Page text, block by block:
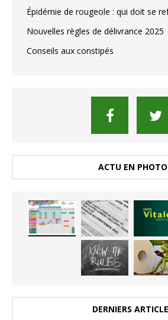
Épidémie de rougeole : qui doit se
Nouvelles règles de délivrance 2025
Conseils aux constipés
ACTU EN PHOTO
DERNIERS